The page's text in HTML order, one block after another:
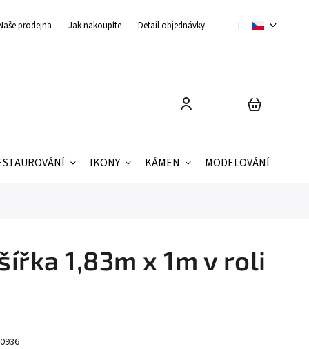
prodejna Jak nakoupíte Detail objednávky Obchodní podmínky
IKONY KÁMEN MODELOVÁNÍ
1,83m x 1m v roli
0936